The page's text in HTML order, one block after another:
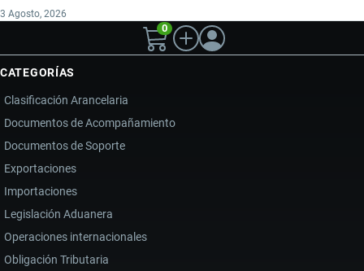
3 Agosto, 2026
0
CATEGORÍAS
Clasificación Arancelaria
Documentos de Acompañamiento
Documentos de Soporte
Exportaciones
Importaciones
Legislación Aduanera
Operaciones internacionales
Obligación Tributaria